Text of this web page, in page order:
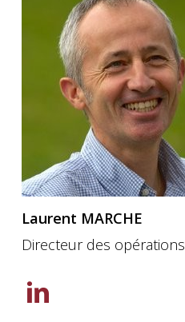
Laurent MARCHE
Directeur des
Découvrez
la